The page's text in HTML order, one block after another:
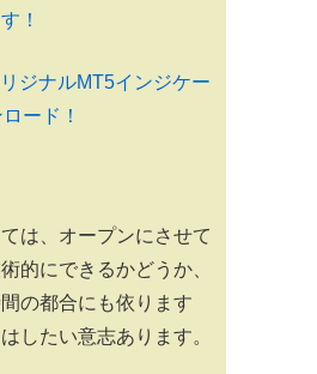
！
ジナルMT5インジケー
ード！
は、オープンにさせて
的にできるかどうか、
の都合にも依ります
したい意志あります。